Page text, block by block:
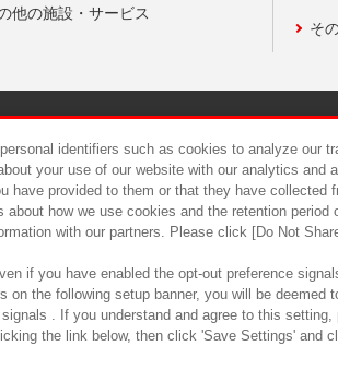
他の施設・サービス
そ
食品のご
identifiers such as cookies to analyze our
your use of our website with our analytics and
have provided to them or that they have
about how we use cookies and the retention
with our partners. Please click [Do Not
if you have enabled the opt-out preference
on the following setup banner, you will be
. If you understand and agree to this
the link below, then click 'Save Settings' and